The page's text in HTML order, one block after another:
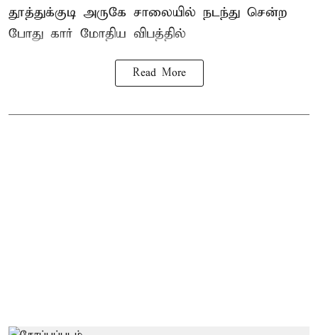
தூத்துக்குடி அருகே சாலையில் நடந்து சென்ற
போது கார் மோதிய விபத்தில்
Read More